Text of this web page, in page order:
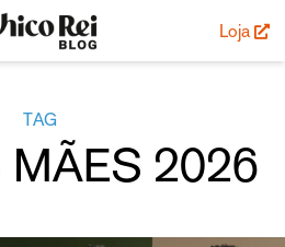
Loja
TAG
MÃES 2026